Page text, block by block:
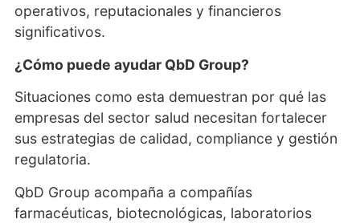
operativos, reputacionales y financieros
significativos.
¿Cómo puede ayudar QbD Group?
Situaciones como esta demuestran por qué las
empresas del sector salud necesitan fortalecer
sus estrategias de calidad, compliance y gestión
regulatoria.
QbD Group acompaña a compañías
farmacéuticas, biotecnológicas, laboratorios